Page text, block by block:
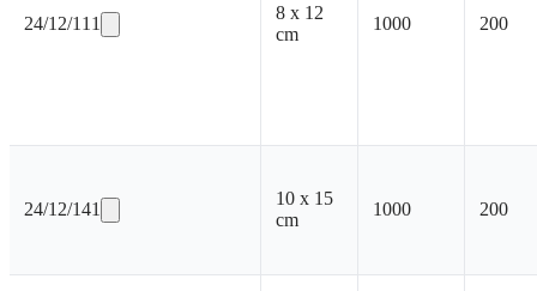
24/12/111
8 x 12
cm
1000 200
24/12/141
10 x 15
cm
1000 200